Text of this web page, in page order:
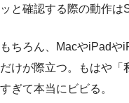
ッと確認する際の動作は
もちろん、MacやiPadや
だけが際立つ。もはや「
すぎて本当にビビる。